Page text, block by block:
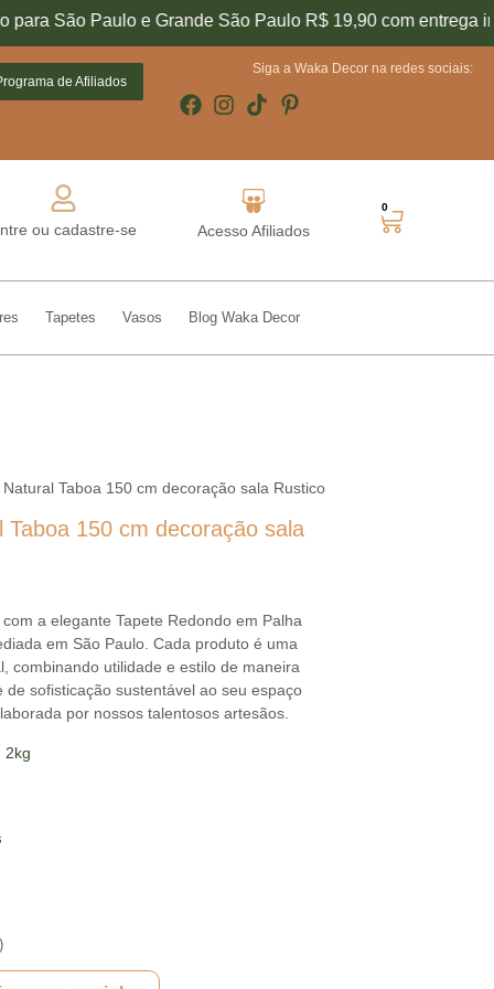
Paulo e Grande São Paulo R$ 19,90 com entrega
Conheça o nosso
de Afiliados
Siga a Waka Decor na redes sociais:
ou cadastre-se Acesso Afiliados
0
Tapetes Vasos Blog Waka Decor
Taboa 150 cm decoração sala Rustico
150 cm decoração sala
a elegante Tapete Redondo em Palha
em São Paulo. Cada produto é uma
combinando utilidade e estilo de maneira
sofisticação sustentável ao seu espaço
por nossos talentosos artesãos.
2kg